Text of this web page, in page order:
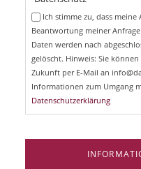
Ich stimme zu, dass
Beantwortung meiner
Daten werden nach
gelöscht. Hinweis: Sie
Zukunft per E-Mail an
Informationen zum Umgang
Datenschutzerklärung